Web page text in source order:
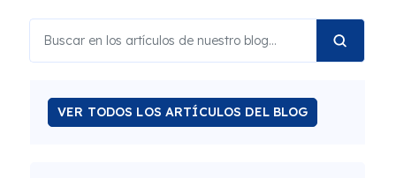
VER TODOS LOS ARTÍCULOS DEL BLOG